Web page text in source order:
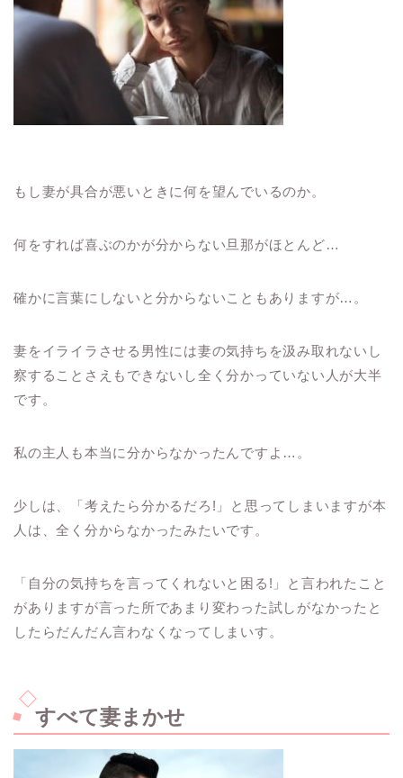
もし妻が具合が悪いときに何を望んでいるのか。
何をすれば喜ぶのかが分からない旦那がほとんど…
確かに言葉にしないと分からないこともありますが…。
妻をイライラさせる男性には妻の気持ちを汲み取れないし
察することさえもできないし全く分かっていない人が大半
です。
私の主人も本当に分からなかったんですよ…。
少しは、「考えたら分かるだろ ! 」と思ってしまいますが本
人は、全く分からなかったみたいです。
「自分の気持ちを言ってくれないと困る!」と言われたこと
がありますが言った所であまり変わった試しがなかったと
したらだんだん言わなくなってしまいす。
すべて妻まかせ